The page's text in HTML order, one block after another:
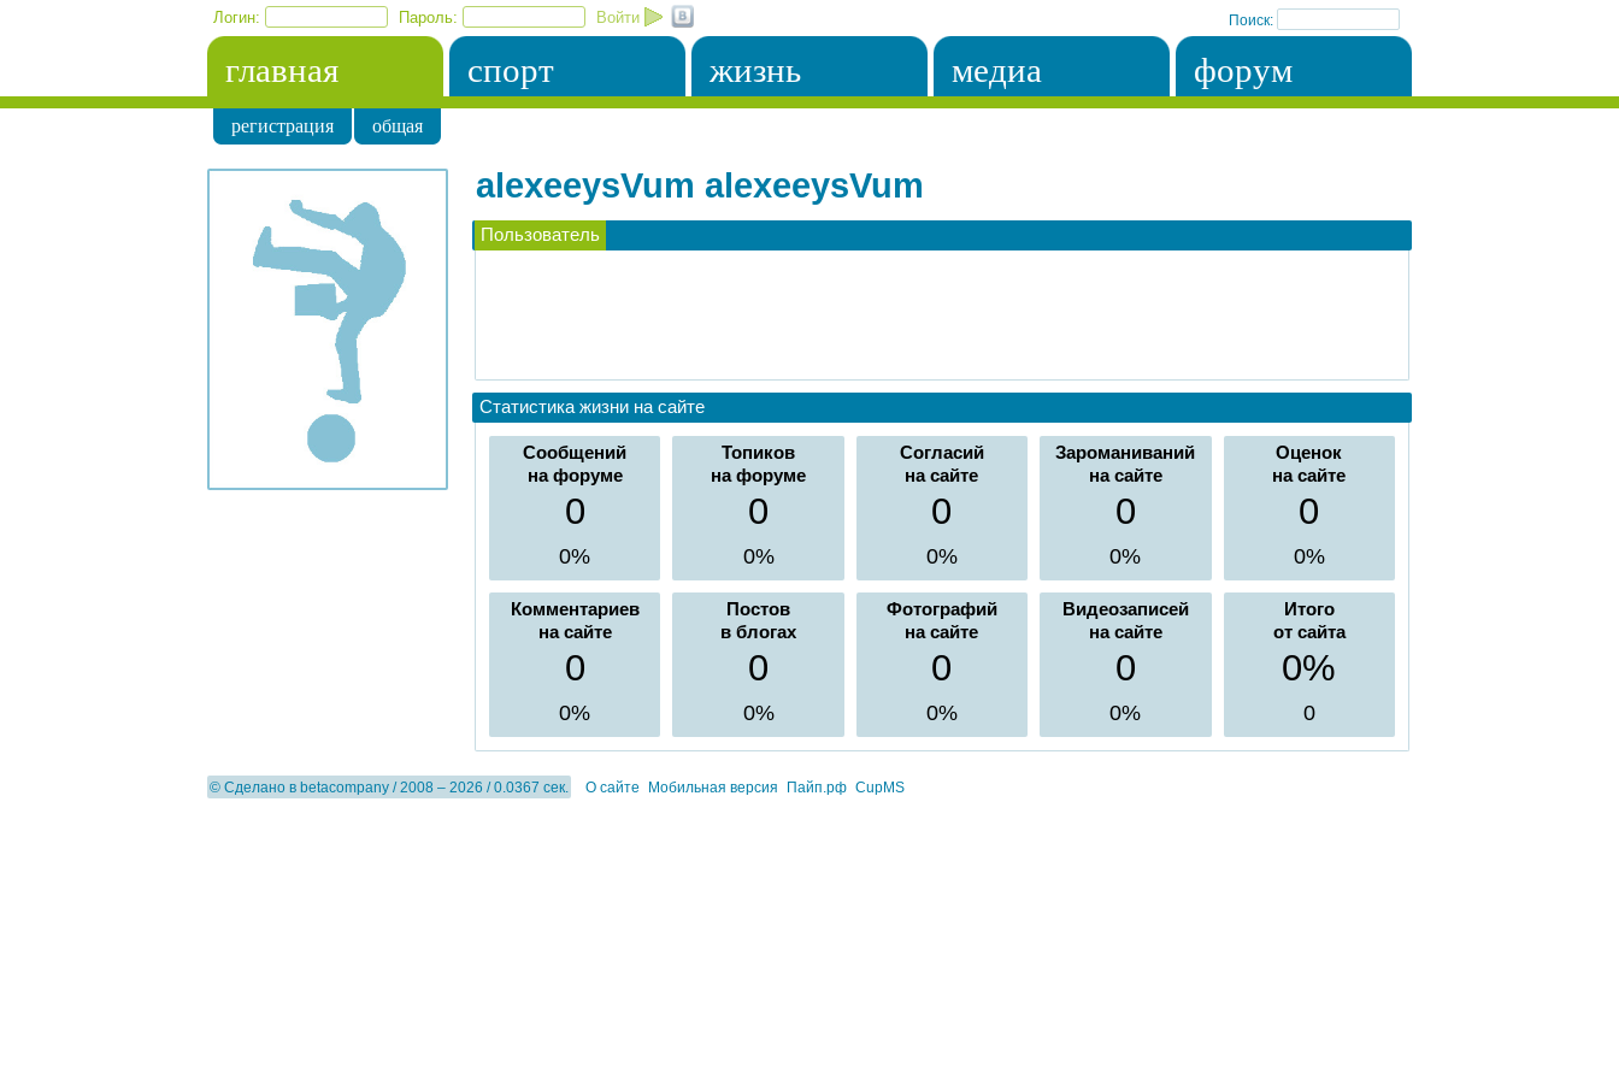
Логин: Пароль: Войти Поиск:
главная спорт жизнь медиа форум
регистрация общая
alexeeysVum alexeeysVum
Пользователь
Статистика жизни на сайте
Сообщений
на форуме
0
0%
Топиков
на форуме
0
0%
Согласий
на сайте
0
0%
Зароманиваний
на сайте
0
0%
Оценок
на сайте
0
0%
Комментариев
на сайте
0
0%
Постов
в блогах
0
0%
Фотографий
на сайте
0
0%
Видеозаписей
на сайте
0
0%
Итого
от сайта
0%
0
© Сделано в betacompany / 2008 – 2026 / 0.0367 сек. О сайте Мобильная версия Пайп.рф CupMS